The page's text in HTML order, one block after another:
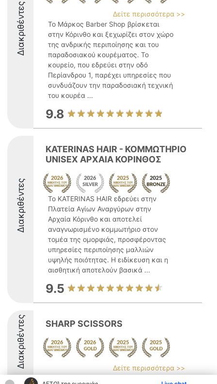
Διακριθέντες
Δείτε περισσότερα >>
Το Μάρκος Barber Shop βρίσκεται
στην Κόρινθο και ξεχωρίζει στον χώρο
της ανδρικής περιποίησης και του
παραδοσιακού κουρέματος. Το
κουρείο, που εδρεύει στην οδό
Περίανδρου 1, παρέχει υπηρεσίες που
συνδυάζουν την παραδοσιακή τεχνική
του κουρέα ...
9.8
Διακριθέντες
KATERINAS HAIR - ΚΟΜΜΩΤΗΡΙΟ
UNISEX ΑΡΧΑΙΑ ΚΟΡΙΝΘΟΣ
Το KATERINAS HAIR εδρεύει στην
Πλατεία Αγίων Αναργύρων στην
Αρχαία Κόρινθο και αποτελεί
αναγνωρισμένο κομμωτήριο στον
τομέα της ομορφιάς, προσφέροντας
υπηρεσίες περιποίησης μαλλιών
υψηλής ποιότητας. Η ειδίκευση και η
αισθητική αποτελούν βασικά ...
9.5
Διακριθέντες SHARP SCISSORS
Δείτε περισσότερα >>